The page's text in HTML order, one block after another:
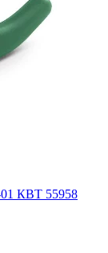
01 КВТ 55958